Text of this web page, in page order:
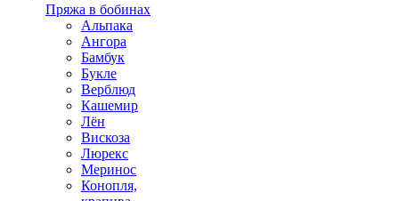
Пряжа в бобинах
Альпака
Ангора
Бамбук
Букле
Верблюд
Кашемир
Лён
Вискоза
Люрекс
Меринос
Конопля,